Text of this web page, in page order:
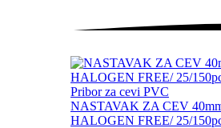
Pribor za cevi PVC
NASTAVAK ZA CEV
HALOGEN FREE/ 25/